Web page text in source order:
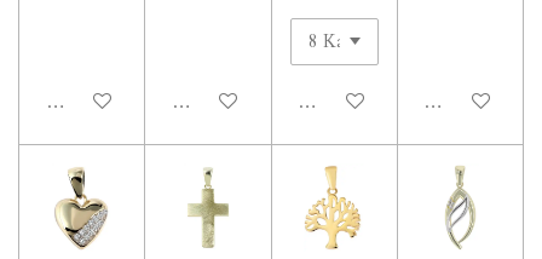
In den WarenkorbIn den WarenkorbIn den WarenkorbIn den